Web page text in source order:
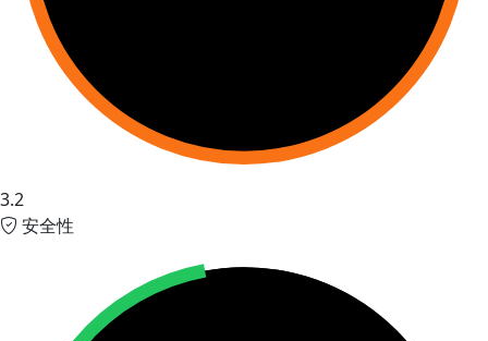
3.2
安全性